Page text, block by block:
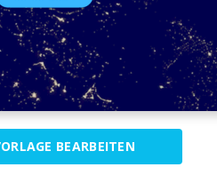
BEARBEITEN